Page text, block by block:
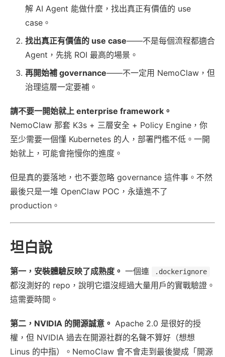
解 AI Agent 能做什麼，找出真正有價值的 use
case。
找出真正有價值的 use case——不是每個流程都適合
Agent，先挑 ROI 最高的場景。
再開始補 governance——不一定用 NemoClaw，但
治理這層一定要補。
請不要一開始就上 enterprise framework。
NemoClaw 那套 K3s + 三層安全 + Policy Engine，你
至少需要一個懂 Kubernetes 的人，部署門檻不低。一開
始就上，可能會拖慢你的進度。
但是真的要落地，也不要忽略 governance 這件事。不然
最後只是一堆 OpenClaw POC，永遠進不了
production。
坦白說
第一，安裝體驗反映了成熟度。 一個連 .dockerignore
都沒測好的 repo，說明它還沒經過大量用戶的實戰驗證。
這需要時間。
第二，NVIDIA 的開源誠意。 Apache 2.0 是很好的授
權，但 NVIDIA 過去在開源社群的名聲不算好（想想
Linus 的中指）。NemoClaw 會不會走到最後變成「開源